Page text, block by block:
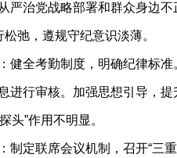
严治党战略部署和群众身边
弛，遵规守纪意识淡薄。
健全考勤制度，明确纪律标
进行审核。加强思想引导，
头”作用不明显。
制定联席会议机制，召开“三